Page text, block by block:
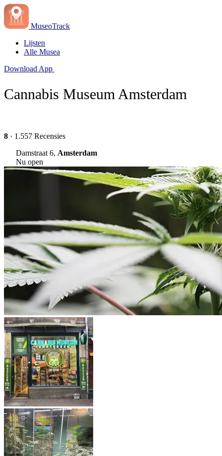
MuseoTrack
Lijsten
Alle Musea
Download App
Cannabis Museum Amsterdam
8 · 1.557 Recensies
Damstraat 6, Amsterdam
Nu open